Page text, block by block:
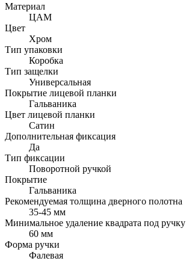
Материал
ЦАМ
Цвет
Хром
Тип упаковки
Коробка
Тип защелки
Универсальная
Покрытие лицевой планки
Гальваника
Цвет лицевой планки
Сатин
Дополнительная фиксация
Да
Тип фиксации
Поворотной ручкой
Покрытие
Гальваника
Рекомендуемая толщина дверного полотна
35-45 мм
Минимальное удаление квадрата под ручку
60 мм
Форма ручки
Фалевая